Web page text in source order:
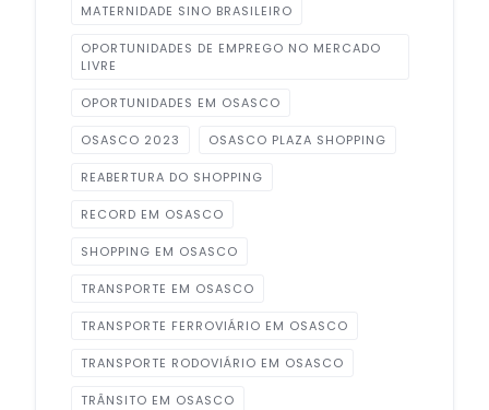
MATERNIDADE SINO BRASILEIRO
OPORTUNIDADES DE EMPREGO NO MERCADO
LIVRE
OPORTUNIDADES EM OSASCO
OSASCO 2023 OSASCO PLAZA SHOPPING
REABERTURA DO SHOPPING
RECORD EM OSASCO
SHOPPING EM OSASCO
TRANSPORTE EM OSASCO
TRANSPORTE FERROVIÁRIO EM OSASCO
TRANSPORTE RODOVIÁRIO EM OSASCO
TRÂNSITO EM OSASCO